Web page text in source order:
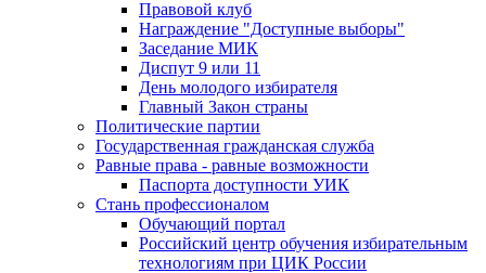
Правовой клуб
Награждение "Доступные выборы"
Заседание МИК
Диспут 9 или 11
День молодого избирателя
Главный Закон страны
Политические партии
Государственная гражданская служба
Равные права - равные возможности
Паспорта доступности УИК
Стань профессионалом
Обучающий портал
Российский центр обучения избирательным
технологиям при ЦИК России